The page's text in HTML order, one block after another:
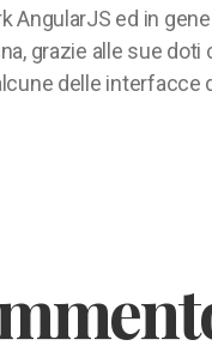
AngularJS ed in
grazie alle sue doti
delle interfacce